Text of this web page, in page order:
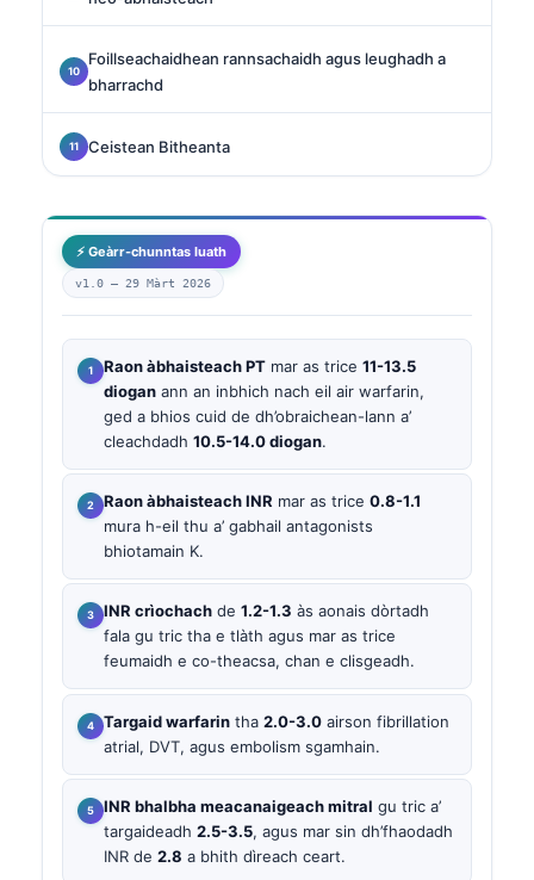
Foillseachaidhean rannsachaidh agus leughadh a
bharrachd
Ceistean Bitheanta
⚡ Geàrr-chunntas luath
v1.0 — 29 Màrt 2026
Raon àbhaisteach PT mar as trice 11-13.5
diogan ann an inbhich nach eil air warfarin,
ged a bhios cuid de dh’obraichean-lann a’
cleachdadh 10.5-14.0 diogan.
Raon àbhaisteach INR mar as trice 0.8-1.1
mura h-eil thu a’ gabhail antagonists
bhiotamain K.
INR crìochach de 1.2-1.3 às aonais dòrtadh
fala gu tric tha e tlàth agus mar as trice
feumaidh e co-theacsa, chan e clisgeadh.
Targaid warfarin tha 2.0-3.0 airson fibrillation
atrial, DVT, agus embolism sgamhain.
INR bhalbha meacanaigeach mitral gu tric a’
targaideadh 2.5-3.5, agus mar sin dh’fhaodadh
INR de 2.8 a bhith dìreach ceart.